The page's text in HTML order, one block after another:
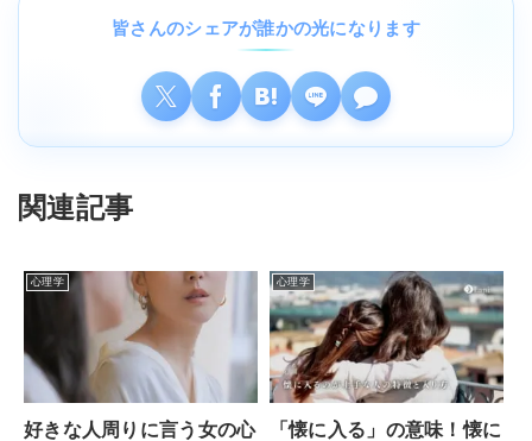
皆さんのシェアが誰かの光になります
関連記事
心理学
好きな人周りに言う女の心
心理学
「懐に入る」の意味！懐に